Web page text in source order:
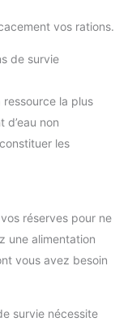
vos rations.
de survie
ressource la plus
d’eau non
les
réserves pour ne
une alimentation
vous avez besoin
survie nécessite